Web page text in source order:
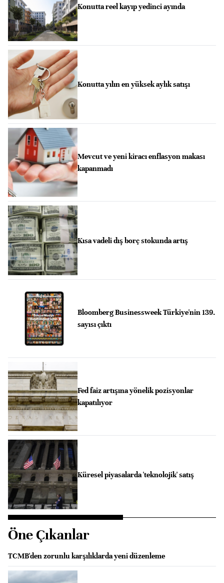
Konutta reel kayıp yedinci ayında
Konutta yılın en yüksek aylık satışı
Mevcut ve yeni kiracı enflasyon makası
kapanmadı
Kısa vadeli dış borç stokunda artış
Bloomberg Businessweek Türkiye'nin 139.
sayısı çıktı
Fed faiz artışına yönelik pozisyonlar
kapatılıyor
Küresel piyasalarda 'teknolojik' satış
Öne Çıkanlar
TCMB'den zorunlu karşılıklarda yeni düzenleme